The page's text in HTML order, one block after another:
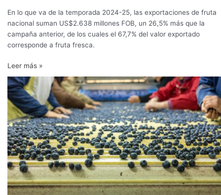
En lo que va de la temporada 2024-25, las exportaciones de fruta
nacional suman US$2.638 millones FOB, un 26,5% más que la
campaña anterior, de los cuales el 67,7% del valor exportado
corresponde a fruta fresca.
Leer más »
Envíos
de
arándanos
chilenos
crecen
7%
respecto
a
la
temporada
pasada